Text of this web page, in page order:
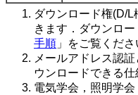
ダウンロード権(D/
きます．ダウンロ
手順 」をご覧くださ
メールアドレス認
ウンロードできる仕
電気学会，照明学